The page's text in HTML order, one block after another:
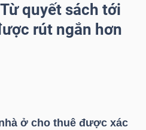
quyết sách tới
rút ngắn hơn
ở cho thuê được xác